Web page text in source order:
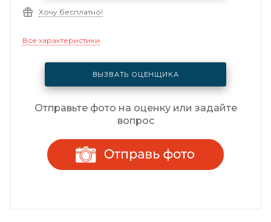
Хочу бесплатно!
Все характеристики
ВЫЗВАТЬ ОЦЕНЩИКА
Отправьте фото на оценку или задайте
вопрос